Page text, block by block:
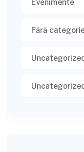
Evenimente
Fără